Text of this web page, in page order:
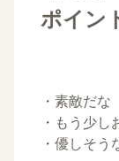
ポイン
・素敵だな
・もう少し
・優しそう